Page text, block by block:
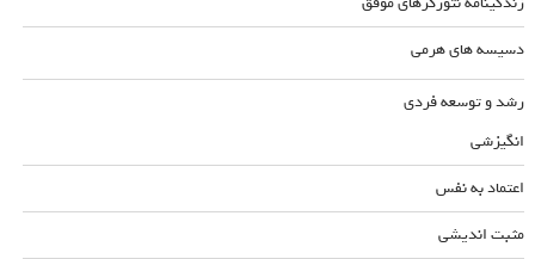
دسیسه های هرمی
رشد و توسعه فردی
انگیزشی
اعتماد به نفس
مثبت اندیشی